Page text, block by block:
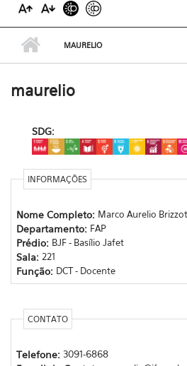
MAURELIO
maurelio
SDG:
INFORMAÇÕES
Nome Completo: Marco Aurelio
Departamento: FAP
Prédio: BJF - Basílio Jafet
Sala: 221
Função: DCT - Docente
CONTATO
Telefone: 3091-6868